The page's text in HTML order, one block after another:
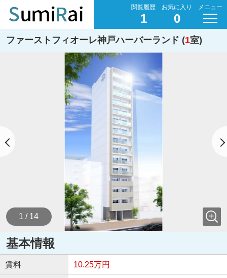
閲覧履歴
1
お気に入り
0
メニュー
ファーストフィオーレ神戸ハーバーランド (1室)
1 / 14
基本情報
賃料 10.25万円